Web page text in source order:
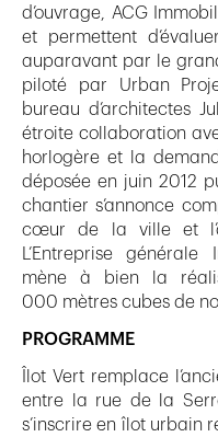
d’ouvrage, ACG
et permettent
auparavant par le
piloté par Urban
bureau d’architectes
étroite collaboration
horlogère et la
déposée en juin 2012
chantier s’annonce
cœur de la ville et
L’Entreprise
mène à bien la
000 mètres cubes de
PROGRAMME
Îlot Vert remplace
entre la rue de la
s’inscrire en îlot urbain